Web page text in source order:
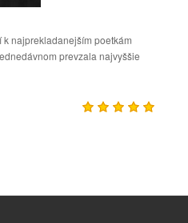
najprekladanejším poetkám
prevzala najvyššie